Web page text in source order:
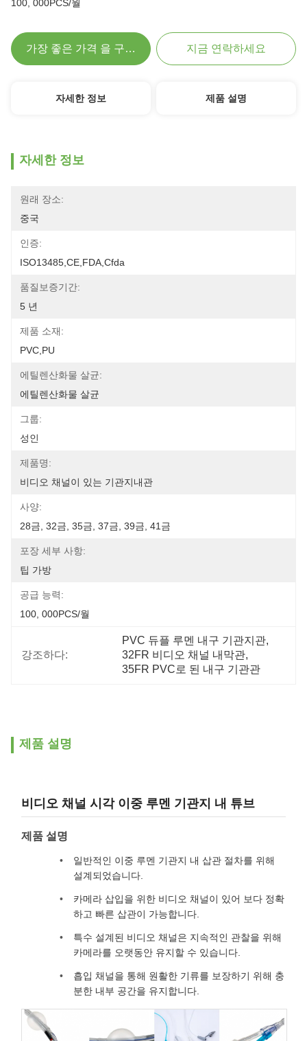
100, 000PCS/월
가장 좋은 가격 을 구하라 지금 연락하세요
자세한 정보 제품 설명
자세한 정보
원래 장소:
중국
인증:
ISO13485,CE,FDA,Cfda
품질보증기간:
5 년
제품 소재:
PVC,PU
에틸렌산화물 살균:
에틸렌산화물 살균
그룹:
성인
제품명:
비디오 채널이 있는 기관지내관
사양:
28금, 32금, 35금, 37금, 39금, 41금
포장 세부 사항:
팁 가방
공급 능력:
100, 000PCS/월
강조하다:
PVC 듀플 루멘 내구 기관지관,
32FR 비디오 채널 내막관,
35FR PVC로 된 내구 기관관
제품 설명
비디오 채널 시각 이중 루멘 기관지 내 튜브
제품 설명
일반적인 이중 루멘 기관지 내 삽관 절차를 위해
설계되었습니다.
카메라 삽입을 위한 비디오 채널이 있어 보다 정확
하고 빠른 삽관이 가능합니다.
특수 설계된 비디오 채널은 지속적인 관찰을 위해
카메라를 오랫동안 유지할 수 있습니다.
흡입 채널을 통해 원활한 기류를 보장하기 위해 충
분한 내부 공간을 유지합니다.